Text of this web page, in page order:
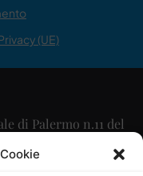
(UE)
di Palermo n.11 del